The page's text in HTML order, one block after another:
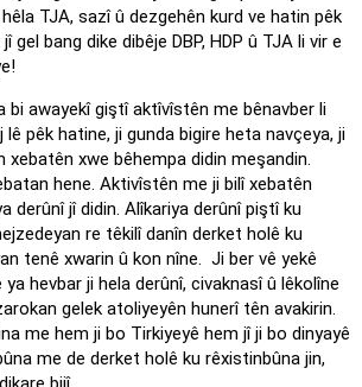
TJA, sazî û dezgehên kurd ve hatin pêk
gel bang dike dibêje DBP, HDP û TJA li vir e
bi awayekî giştî aktîvîstên me bênavber li
lê pêk hatine, ji gunda bigire heta navçeya, ji
xebatên xwe bêhempa didin meşandin.
hene. Aktivîstên me ji bilî xebatên
derûnî jî didin. Alîkariya derûnî piştî ku
re têkilî danîn derket holê ku
tenê xwarin û kon nîne. Ji ber vê yekê
ya hevbar ji hela derûnî, civaknasî û lêkolîne
gelek atoliyeyên hunerî tên avakirin.
me hem ji bo Tirkiyeyê hem jî ji bo dinyayê
me de derket holê ku rêxistinbûna jin,